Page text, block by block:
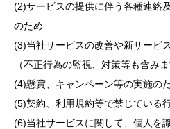
(2)サービスの提供に伴う各種連絡
のため
(3)当社サービスの改善や新サービ
（不正行為の監視、対策等も含みま
(4)懸賞、キャンペーン等の実施の
(5)契約、利用規約等で禁じている
(6)当社サービスに関して、個人を